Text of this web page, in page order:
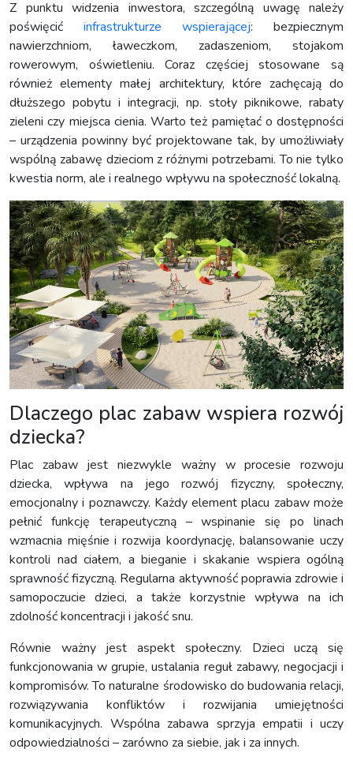
Z punktu widzenia inwestora, szczególną uwagę należy
poświęcić infrastrukturze wspierającej: bezpiecznym
nawierzchniom, ławeczkom, zadaszeniom, stojakom
rowerowym, oświetleniu. Coraz częściej stosowane są
również elementy małej architektury, które zachęcają do
dłuższego pobytu i integracji, np. stoły piknikowe, rabaty
zieleni czy miejsca cienia. Warto też pamiętać o dostępności
– urządzenia powinny być projektowane tak, by umożliwiały
wspólną zabawę dzieciom z różnymi potrzebami. To nie tylko
kwestia norm, ale i realnego wpływu na społeczność lokalną.
Dlaczego plac zabaw wspiera rozwój
dziecka?
Plac zabaw jest niezwykle ważny w procesie rozwoju
dziecka, wpływa na jego rozwój fizyczny, społeczny,
emocjonalny i poznawczy. Każdy element placu zabaw może
pełnić funkcję terapeutyczną – wspinanie się po linach
wzmacnia mięśnie i rozwija koordynację, balansowanie uczy
kontroli nad ciałem, a bieganie i skakanie wspiera ogólną
sprawność fizyczną. Regularna aktywność poprawia zdrowie i
samopoczucie dzieci, a także korzystnie wpływa na ich
zdolność koncentracji i jakość snu.
Równie ważny jest aspekt społeczny. Dzieci uczą się
funkcjonowania w grupie, ustalania reguł zabawy, negocjacji i
kompromisów. To naturalne środowisko do budowania relacji,
rozwiązywania konfliktów i rozwijania umiejętności
komunikacyjnych. Wspólna zabawa sprzyja empatii i uczy
odpowiedzialności – zarówno za siebie, jak i za innych.